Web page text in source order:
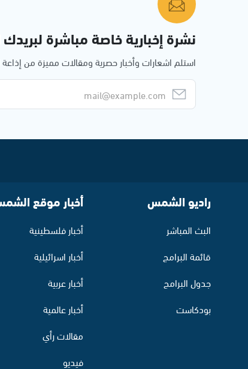
نشرة إخبارية خاصة مباشرة لبريدك
استلم اشعارات وأخبار حصرية ومقالات مميزة من
راديو الشمس
البث المباشر
قائمة البرامج
جدول البرامج
بودكاست
أخبار موقع
أخبار فلسطينية
أخبار اسرائيلية
أخبار عربية
أخبار عالمية
مقالات رأي
فيديو